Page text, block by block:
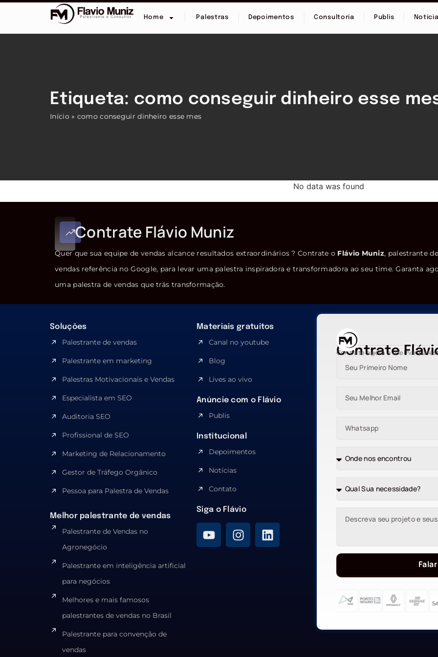
Home Palestras Depoimentos Consultoria Publis
Etiqueta: como conseguir dinheiro esse
Início » como conseguir dinheiro esse mes
No data was found
Contrate Flávio Muniz
Quer que sua equipe de vendas alcance resultados extraordinários ? Contrate o Flávio Muniz, palestrante de
vendas referência no Google, para levar uma palestra inspiradora e transformadora ao seu time. Garanta
uma palestra de vendas que trás transformação.
Soluções
Palestrante de vendas
Palestrante em marketing
Palestras Motivacionais e Vendas
Especialista em SEO​
Auditoria SEO
Profissional de SEO
Marketing de Relacionamento
Gestor de Tráfego Orgânico
Pessoa para Palestra de Vendas
Melhor palestrante de vendas
Palestrante de Vendas no
Agronegócio
Palestrante em inteligência artificial
para negócios
Melhores e mais famosos
palestrantes de vendas no Brasil
Palestrante para convenção de
vendas
Materiais gratuitos
Canal no youtube
Blog
Lives ao vivo
Anúncie com o Flávio
Publis
Institucional
Depoimentos
Notícias
Contato
Siga o Flávio
Contrate
Contrate agora o melhor